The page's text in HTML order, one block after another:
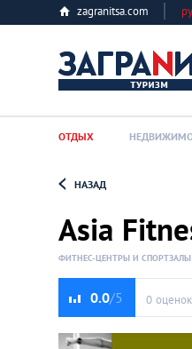
zagranitsa.com
Loading...
ОТДЫХ
НАЗАД
Asia
ФИТНЕС-ЦЕНТРЫ И СПОРТЗАЛЫ
0.0 0 оценок